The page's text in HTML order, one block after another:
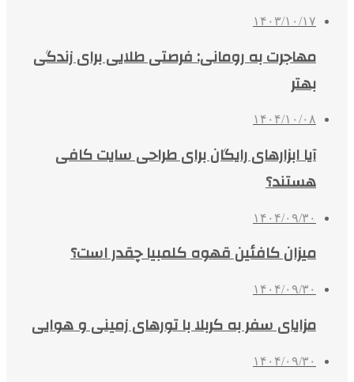
۱۴۰۳/۱۰/۱۷
مهاجرت به رومانی: فرصتی طلایی برای زندگی
بهتر
۱۴۰۴/۱۰/۰۸
آیا ابزارهای رایگان برای طراحی سایت کافی
هستند؟
۱۴۰۴/۰۹/۳۰
میزان کافئین قهوه کلمبیا چقدر است؟
۱۴۰۴/۰۹/۳۰
مزایای سفر به کربلا با تورهای زمینی و هوایی
۱۴۰۴/۰۹/۳۰